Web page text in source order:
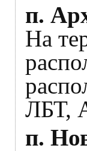
п.
На
ЛБТ,
п.